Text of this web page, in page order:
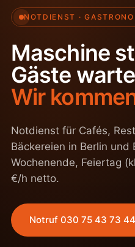
NOTDIENST ·
Maschine
Gäste
Wir
Notdienst für Cafés,
Bäckereien in Berlin und
Wochenende, Feiertag
€/h netto.
Notruf 030 75 43 73 44